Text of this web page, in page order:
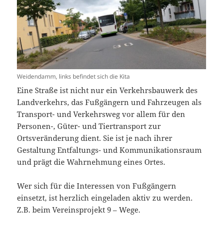
Weidendamm, links befindet sich die Kita
Eine Straße ist nicht nur ein Verkehrsbauwerk des
Landverkehrs, das Fußgängern und Fahrzeugen als
Transport- und Verkehrsweg vor allem für den
Personen-, Güter- und Tiertransport zur
Ortsveränderung dient. Sie ist je nach ihrer
Gestaltung Entfaltungs- und Kommunikationsraum
und prägt die Wahrnehmung eines Ortes.
Wer sich für die Interessen von Fußgängern
einsetzt, ist herzlich eingeladen aktiv zu werden.
Z.B. beim Vereinsprojekt 9 – Wege.